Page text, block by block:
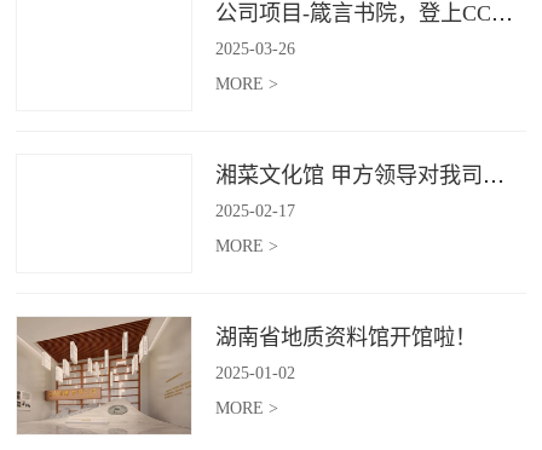
公司项目-箴言书院，登上CCTV4《记住乡愁》
2025-03-26
MORE >
湘菜文化馆 甲方领导对我司授牌
2025-02-17
MORE >
湖南省地质资料馆开馆啦！
2025-01 -02
MORE >